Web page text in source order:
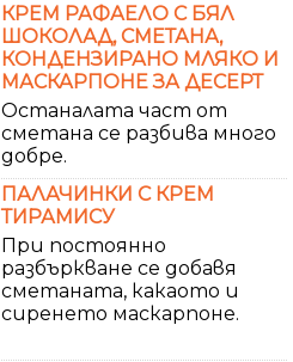
КРЕМ РАФАЕЛО С БЯЛ
ШОКОЛАД, СМЕТАНА,
КОНДЕНЗИРАНО МЛЯКО И
МАСКАРПОНЕ ЗА ДЕСЕРТ
Останалата част от
сметана се разбива много
добре.
ПАЛАЧИНКИ С КРЕМ
ТИРАМИСУ
При постоянно
разбъркване се добавя
сметаната, какаото и
сиренето маскарпоне.